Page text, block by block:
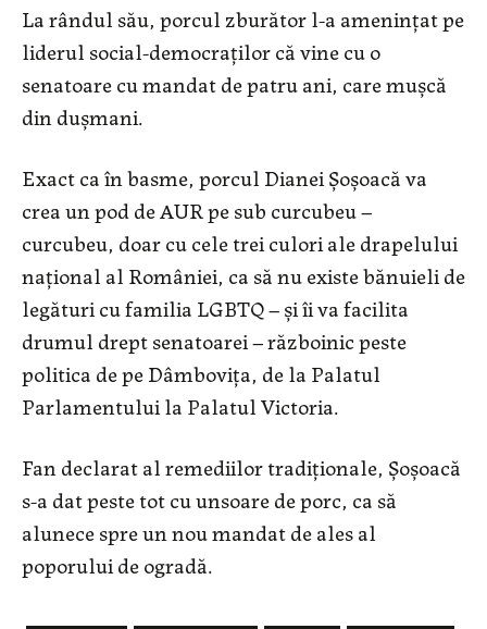
La rândul său, porcul zburător l-a amenințat pe
liderul social-democraților că vine cu o
senatoare cu mandat de patru ani, care mușcă
din dușmani.
Exact ca în basme, porcul Dianei Șoșoacă va
crea un pod de AUR pe sub curcubeu –
curcubeu, doar cu cele trei culori ale drapelului
național al României, ca să nu existe bănuieli de
legături cu familia LGBTQ – și îi va facilita
drumul drept senatoarei – războinic peste
politica de pe Dâmbovița, de la Palatul
Parlamentului la Palatul Victoria.
Fan declarat al remediilor tradiționale, Șoșoacă
s-a dat peste tot cu unsoare de porc, ca să
alunece spre un nou mandat de ales al
poporului de ogradă.